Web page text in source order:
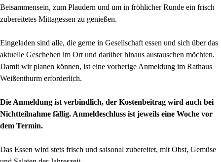
Beisammensein, zum Plaudern und um in fröhlicher Runde ein frisch
zubereitetes Mittagessen zu genießen.
Eingeladen sind alle, die gerne in Gesellschaft essen und sich über das
aktuelle Geschehen im Ort und darüber hinaus austauschen möchten.
Damit wir planen können, ist eine vorherige Anmeldung im Rathaus
Weißenthurm erforderlich.
Die Anmeldung ist verbindlich, der Kostenbeitrag wird auch bei
Nichtteilnahme fällig. Anmeldeschluss ist jeweils eine Woche vor
dem Termin.
Das Essen wird stets frisch und saisonal zubereitet, mit Obst, Gemüse